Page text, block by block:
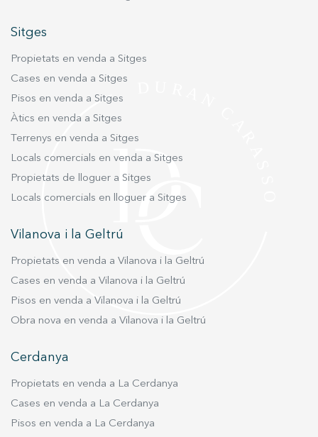
Sitges
Propietats en venda a Sitges
Cases en venda a Sitges
Pisos en venda a Sitges
Àtics en venda a Sitges
Terrenys en venda a Sitges
Locals comercials en venda a Sitges
Propietats de lloguer a Sitges
Locals comercials en lloguer a Sitges
Vilanova i la Geltrú
Propietats en venda a Vilanova i la Geltrú
Cases en venda a Vilanova i la Geltrú
Pisos en venda a Vilanova i la Geltrú
Obra nova en venda a Vilanova i la Geltrú
Cerdanya
Propietats en venda a La Cerdanya
Cases en venda a La Cerdanya
Pisos en venda a La Cerdanya